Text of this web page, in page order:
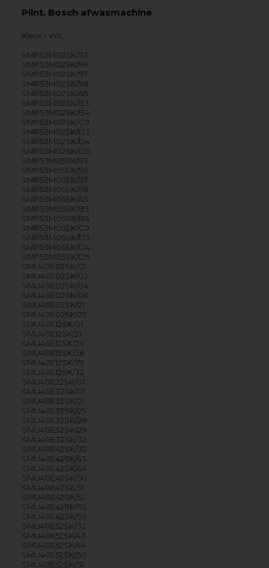
Plint, Bosch afwasmachine
Kleur - Wit
SMP53M02SK/93
SMP53M02SK/96
SMP53M02SK/97
SMP53M02SK/98
SMP53M02SK/A5
SMP53M02SK/B3
SMP53M02SK/B4
SMP53M02SK/C9
SMP53M02SK/D3
SMP53M02SK/D4
SMP53M02SK/D5
SMP53M05SK/93
SMP53M05SK/96
SMP53M05SK/97
SMP53M05SK/98
SMP53M05SK/A5
SMP53M05SK/B3
SMP53M05SK/B4
SMP53M05SK/C9
SMP53M05SK/D3
SMP53M05SK/D4
SMP53M05SK/D5
SMU40E02SK/01
SMU40E02SK/02
SMU40E02SK/04
SMU40E02SK/06
SMU40E02SK/21
SMU40E02SK/25
SMU40E12SK/01
SMU40E12SK/21
SMU40E12SK/25
SMU40E12SK/28
SMU40E12SK/29
SMU40E12SK/32
SMU40E22SK/01
SMU40E32SK/01
SMU40E32SK/21
SMU40E32SK/25
SMU40E32SK/28
SMU40E32SK/29
SMU40E32SK/32
SMU40E42SK/32
SMU40E42SK/43
SMU40E42SK/44
SMU40E42SK/50
SMU40E42SK/51
SMU40E42SK/52
SMU40E42SK/55
SMU40E42SK/59
SMU40E52SK/32
SMU40E52SK/43
SMU40E52SK/44
SMU40E52SK/50
SMU40E52SK/51